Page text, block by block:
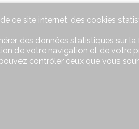
ce site internet, des cookies
des données statistiques sur
de votre navigation et de votre
contrôler ceux que vous